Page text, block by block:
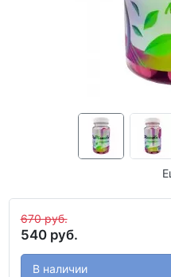
670 руб.
540 руб.
В наличии